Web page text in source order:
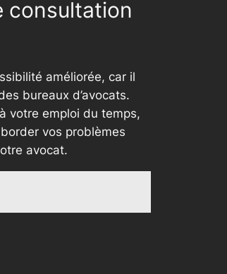
consultation
améliorée, car il
bureaux d’avocats.
votre emploi du temps,
vos problèmes
avocat.